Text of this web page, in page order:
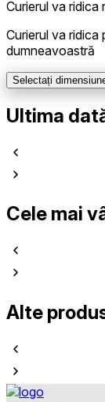
Curierul va ridica
Curierul va ridica
dumneavoastră
Selectați
Ultima
Cele mai
Alte